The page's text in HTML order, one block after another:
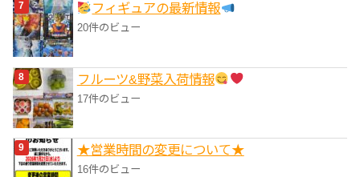
フィギュアの最新情報
20件のビュー
フルーツ&野菜入荷情報
17件のビュー
★営業時間の変更について★
16件のビュー